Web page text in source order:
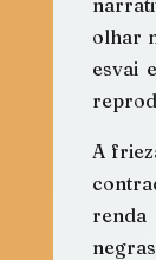
olhar
esvai
A